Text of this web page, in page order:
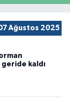
Ağustos 2025
geride kaldı